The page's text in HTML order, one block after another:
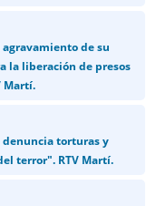
de su
la liberación de presos
Martí.
denuncia torturas y
terror". RTV Martí.